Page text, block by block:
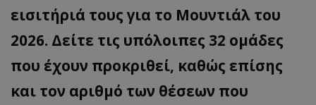
εισιτήριά τους για το Μουντιάλ του
2026. Δείτε τις υπόλοιπες 32 ομάδες
που έχουν προκριθεί, καθώς επίσης
και τον αριθμό των θέσεων που